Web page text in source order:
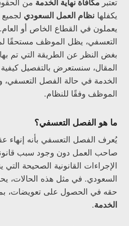
تعتبر مكافأة نهاية الخدمة من
يكفلها نظام العمل السعودي لجميع
يعملون في القطاع الخاص أو
التعسفي، يظل الموظف مستحقًا
بغض النظر عن الطريقة التي تم بها
المقال، سنستعرض بالتفصيل
الخدمة في حالة الفصل
الموظف وفقًا للنظام.
ما هو الفصل التعسفي؟
يُعرف الفصل التعسفي بأنه إنهاء
صاحب العمل دون وجود سبب
الإجراءات القانونية الصحيحة
السعودي. في مثل هذه الحالات،
حقه في الحصول على تعويضات،
الخدمة.